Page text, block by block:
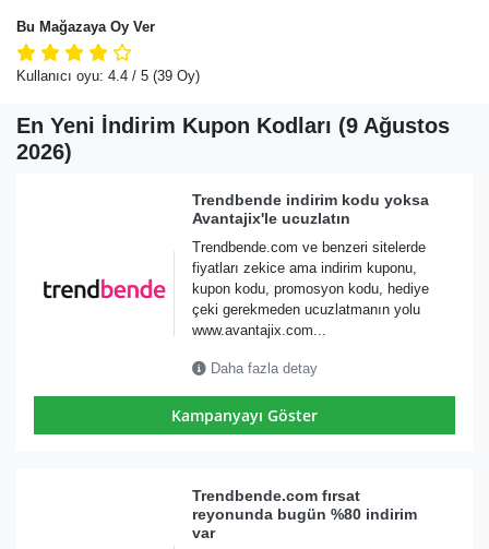
Bu Mağazaya Oy Ver
Kullanıcı oyu: 4.4 / 5 (39 Oy)
En Yeni İndirim Kupon Kodları (9 Ağustos
2026)
Trendbende indirim kodu yoksa
Avantajix'le ucuzlatın
Trendbende.com ve benzeri sitelerde
fiyatları zekice ama indirim kuponu,
kupon kodu, promosyon kodu, hediye
çeki gerekmeden ucuzlatmanın yolu
www.avantajix.com...
Daha fazla detay
Kampanyayı Göster
Trendbende.com fırsat
reyonunda bugün %80 indirim
var